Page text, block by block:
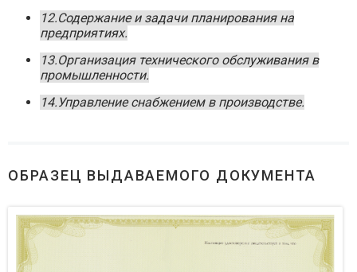
12.Содержание и задачи планирования на
предприятиях.
13.Организация технического обслуживания в
промышленности.
14.Управление снабжением в производстве.
ОБРАЗЕЦ ВЫДАВАЕМОГО ДОКУМЕНТА